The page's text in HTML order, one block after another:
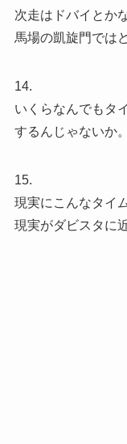
次走はドバイとか
馬場の凱旋門では
14.
いくらなんでもタ
するんじゃないか。
15.
現実にこんなタイ
現実がダビスタに